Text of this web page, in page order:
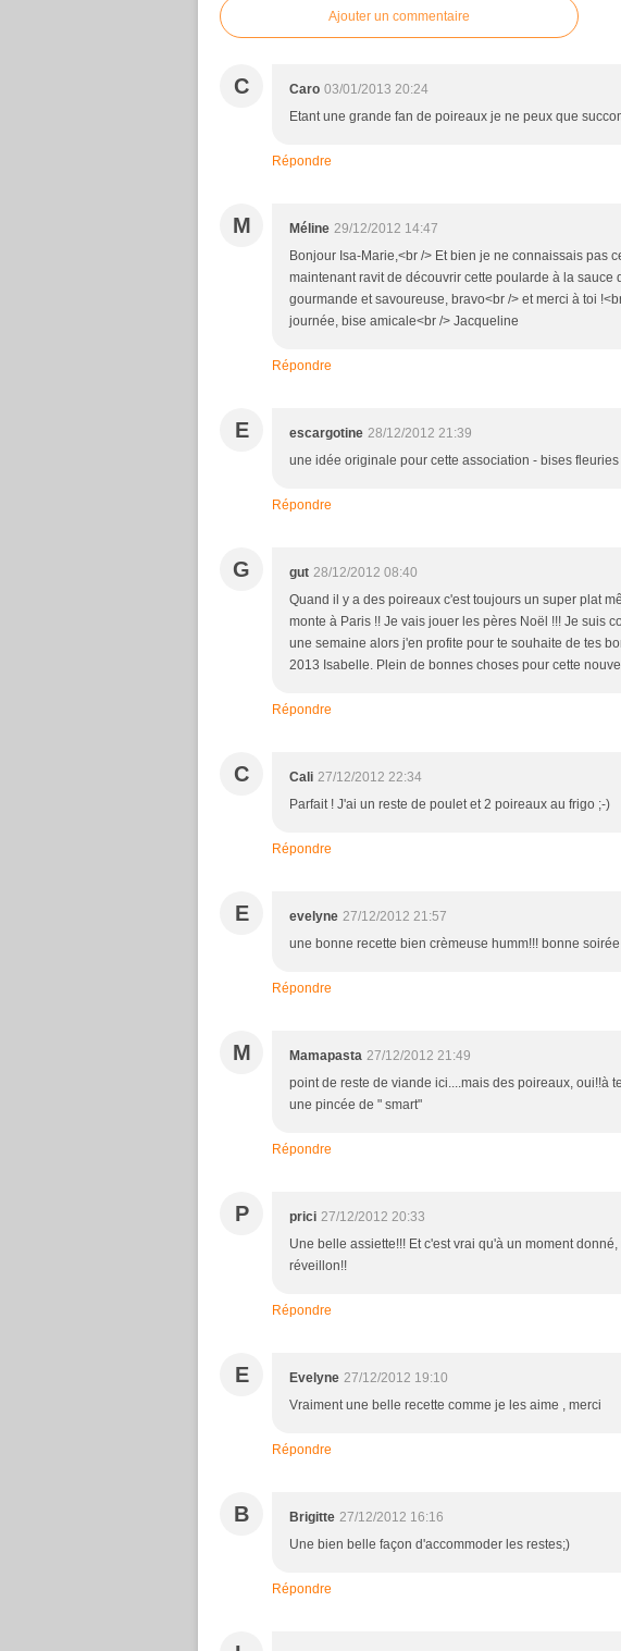
Ajouter un commentaire
C Caro 03/01/2013 20:24
Etant une grande fan de poireaux je ne peux que
Répondre
M Méline 29/12/2012 14:47
Bonjour Isa-Marie,<br /> Et bien je ne connaissais pas
maintenant ravit de découvrir cette poularde à la sauce
gourmande et savoureuse, bravo<br /> et merci à toi
journée, bise amicale<br /> Jacqueline
Répondre
E escargotine 28/12/2012 21:39
une idée originale pour cette association - bises
Répondre
G gut 28/12/2012 08:40
Quand il y a des poireaux c'est toujours un super plat
monte à Paris !! Je vais jouer les pères Noël !!! Je suis
une semaine alors j'en profite pour te souhaite de tes
2013 Isabelle. Plein de bonnes choses pour cette
Répondre
C Cali 27/12/2012 22:34
Parfait ! J'ai un reste de poulet et 2 poireaux au frigo ;-)
Répondre
E evelyne 27/12/2012 21:57
une bonne recette bien crèmeuse humm!!! bonne
Répondre
M Mamapasta 27/12/2012 21:49
point de reste de viande ici....mais des poireaux, oui!!à
une pincée de " smart"
Répondre
P prici 27/12/2012 20:33
Une belle assiette!!! Et c'est vrai qu'à un moment
réveillon!!
Répondre
E Evelyne 27/12/2012 19:10
Vraiment une belle recette comme je les aime , merci
Répondre
B Brigitte 27/12/2012 16:16
Une bien belle façon d'accommoder les restes;)
Répondre